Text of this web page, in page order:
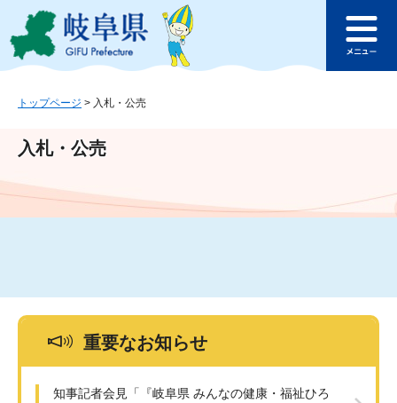
ジ
ュ
文
このページの本文へ
ュ
トップページ > 入札・公売
入札・公売
重要なお知らせ
知事記者会見「『岐阜県 みんなの健康・福祉ひろ